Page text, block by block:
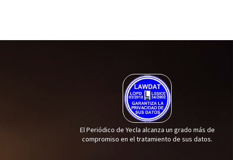
El Periódico de Yecla alcanza un grado más de
compromiso en el tratamiento de sus datos.